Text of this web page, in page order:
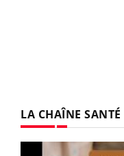
LA CHAÎNE SANTÉ